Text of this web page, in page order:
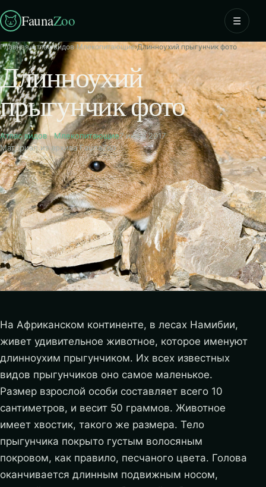
FaunaZoo ☰
Главная›Атлас видов›Млекопитающие›Длинноухий прыгунчик фото
Длинноухий
прыгунчик фото
Атлас видов·Млекопитающие7 июня 2017
Материал из архива FaunaZoo
На Африканском континенте, в лесах Намибии,
живет удивительное животное, которое именуют
длинноухим прыгунчиком. Их всех известных
видов прыгунчиков оно самое маленькое.
Размер взрослой особи составляет всего 10
сантиметров, и весит 50 граммов. Животное
имеет хвостик, такого же размера. Тело
прыгунчика покрыто густым волосяным
покровом, как правило, песчаного цвета. Голова
оканчивается длинным подвижным носом,